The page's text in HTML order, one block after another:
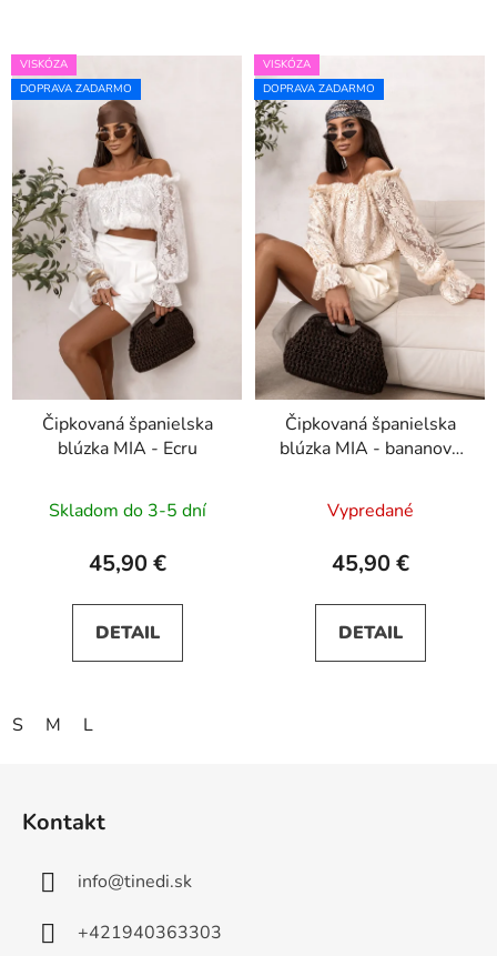
VISKÓZA
DOPRAVA ZADARMO
Čipkovaná španielska
blúzka MIA - Ecru
Skladom do 3-5 dní
45,90 €
DETAIL
S M L
VISKÓZA
DOPRAVA ZADARMO
Čipkovaná španielska
blúzka MIA - bananová
Vypredané
45,90 €
DETAIL
Kontakt
info@tinedi.sk
+421940363303